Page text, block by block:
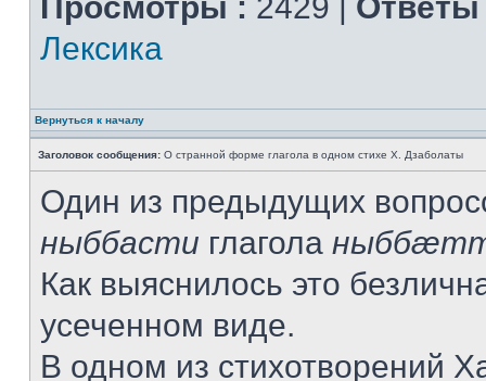
Лексика
Вернуться к началу
Заголовок сообщения: О странной форме глагола в одном стихе Х. Дзаболаты
Один из предыдущих
ныббасти глагола
Как выяснилось это
усеченном виде.
В одном из стихотворений